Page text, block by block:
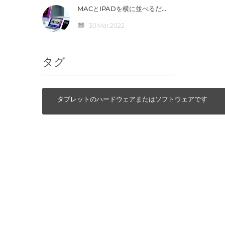
MACとIPADを横に並べるだ
「ユニバーサルコントロー
30.Mar.2022
タグ
タブレットのハードウェアまたはソフトウェアです